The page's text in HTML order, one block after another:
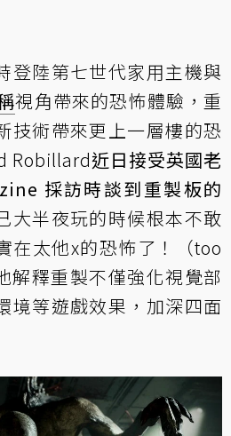
登陸第七世代家用主機與
視角帶來的恐怖體驗，重
技術帶來更上一層樓的恐
Robillard近日接受英國老
採訪時談到重製板的
大半夜玩的時候根本不敢
在太他x的恐怖了！（too
釋重製不僅強化視覺部
境等遊戲效果，加深四面